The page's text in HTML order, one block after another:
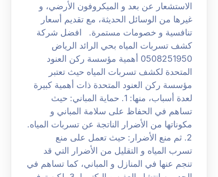
الاستشعار عن بعد و الميكروفون الأرضي، و
غيرها من الوسائل الحديثة، مع تقديم أسعار
تنافسية و خصومات مستمرة. افضل شركة
كشف تسربات المياه بحي الرائد الرياض
0508251950 أهمية مؤسسة ركن العنود
المتحدة لكشف تسربات المياه حيث تعتبر
مؤسسة ركن العنود المتحدة ذات أهمية كبيرة
لعدة أسباب، منها: 1. حماية المباني: حيث
تساهم في الحفاظ على سلامة المباني و
مكوناتها من الأضرار الناتجة عن تسربات المياه.
2. ثم منع الأضرار: حيث تعمل على منع
تسرب المياه و التقليل من الأضرار التي قد
تنجم عنها في المنازل و المباني، كما تساهم في